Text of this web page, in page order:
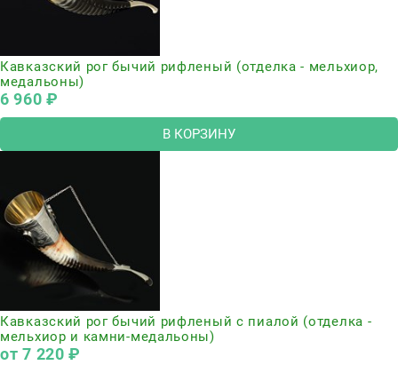
Кавказский рог бычий рифленый (отделка - мельхиор,
медальоны)
6 960 ₽
В КОРЗИНУ
Кавказский рог бычий рифленый с пиалой (отделка -
мельхиор и камни-медальоны)
от7 220 ₽